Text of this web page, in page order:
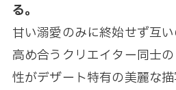
る。
甘い溺愛のみに終始せず互
高め合うクリエイター同士
性がデザート特有の美麗な